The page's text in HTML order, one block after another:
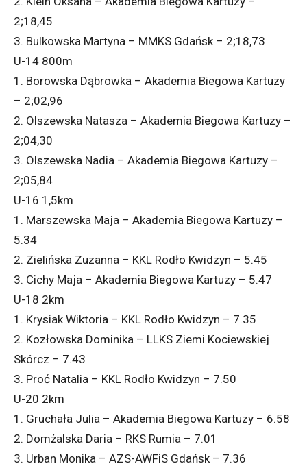
2;18,45
3. Bulkowska Martyna – MMKS Gdańsk – 2;18,73
U-14 800m
1. Borowska Dąbrowka – Akademia Biegowa Kartuzy
– 2;02,96
2. Olszewska Natasza – Akademia Biegowa Kartuzy –
2;04,30
3. Olszewska Nadia – Akademia Biegowa Kartuzy –
2;05,84
U-16 1,5km
1. Marszewska Maja – Akademia Biegowa Kartuzy –
5.34
2. Zielińska Zuzanna – KKL Rodło Kwidzyn – 5.45
3. Cichy Maja – Akademia Biegowa Kartuzy – 5.47
U-18 2km
1. Krysiak Wiktoria – KKL Rodło Kwidzyn – 7.35
2. Kozłowska Dominika – LLKS Ziemi Kociewskiej
Skórcz – 7.43
3. Proć Natalia – KKL Rodło Kwidzyn – 7.50
U-20 2km
1. Gruchała Julia – Akademia Biegowa Kartuzy – 6.58
2. Domżalska Daria – RKS Rumia – 7.01
3. Urban Monika – AZS-AWFiS Gdańsk – 7.36